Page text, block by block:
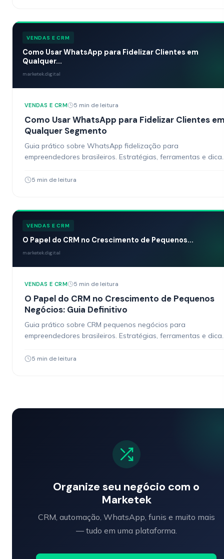
VENDAS E CRM
Como Usar WhatsApp para Fidelizar Clientes em
Qualquer...
marketek.digital
VENDAS E CRM 5 min de leitura
Como Usar WhatsApp para Fidelizar Clientes
Qualquer Segmento
Guia prático sobre WhatsApp fidelização para
empreendedores brasileiros. Estratégias, ferramentas e
5 min de leitura
VENDAS E CRM
O Papel do CRM no Crescimento de Pequenos...
marketek.digital
VENDAS E CRM 5 min de leitura
O Papel do CRM no Crescimento de Pequenos
Negócios: Guia Definitivo
Guia prático sobre CRM pequenos negócios para
empreendedores brasileiros. Estratégias, ferramentas e
5 min de leitura
Organize seu negócio com o
Marketek
CRM, automação, WhatsApp, funis e muito mais
— tudo em uma plataforma.